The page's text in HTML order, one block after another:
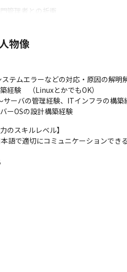
管理者との折衝
トとナレッジ共有
ず、内部で解決できる体制の構築
務は基本的に発生しませんが、顧
物像
テムエラーなどの対応・原因の解明
験　（LinuxとかでもOK）
ーバの管理経験、ITインフラの構築
ーOSの設計構築経験
のスキルレベル】
語で適切にコミュニケーションでき